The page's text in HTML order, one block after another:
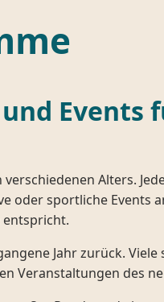
Events
Alters.
oder sportliche Events
entspricht.
Jahr zurück.
Veranstaltungen des